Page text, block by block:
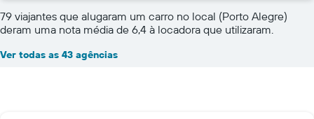
79 viajantes que alugaram um carro no local (Porto Alegre)
deram uma nota média de 6,4 à locadora que utilizaram.
Ver todas as 43 agências